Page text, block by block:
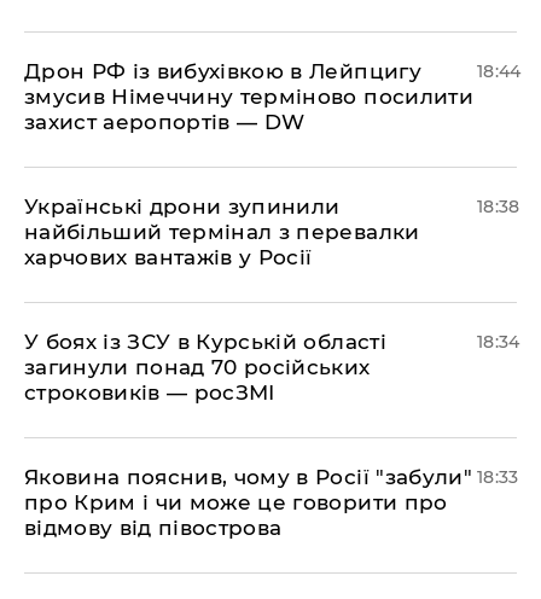
​Дрон РФ із вибухівкою в Лейпцигу
змусив Німеччину терміново посилити
захист аеропортів — DW
18:44
​Українські дрони зупинили
найбільший термінал з перевалки
харчових вантажів у Росії
18:38
​У боях із ЗСУ в Курській області
загинули понад 70 російських
строковиків — росЗМІ
18:34
​Яковина пояснив, чому в Росії "забули"
про Крим і чи може це говорити про
відмову від півострова
18:33